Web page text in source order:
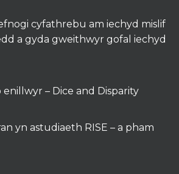
cyfathrebu am iechyd mislif
a gyda gweithwyr gofal iechyd
– Dice and Disparity
yn astudiaeth RISE – a pham